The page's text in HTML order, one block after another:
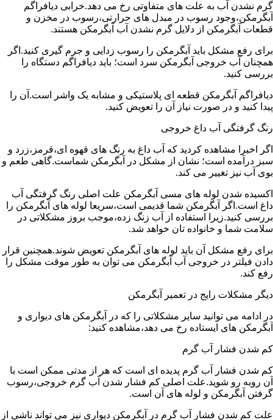
گرم نشدن آب به علت های متفاوتی رخ می دهد.خرابی دیافراگم
آبگرمکن،وجود رسوب در مبدل های حرارتی،رسوب در مخزن و
قطعات آبگرمکن از دلایل گرم نشدن آب آبگرمکن هستند.
برای رفع مشکل باید آبگرمکن را رسوب زدایی و جرم گیری کنید.اگر
همچنان آب خروجی آبگرمکن سرد است؛ باید دیافراگم دستگاه را
بررسی کنید.
دیافراگم آبگرمکن قطعه ای پلاستیکی و مشابه یک واشر است.آن را
پیدا کنید و در صورت نیاز آن را تعویض کنید.
رنگ گرفتگی آب داغ خروجی
اگر اخیرا مشاهده کردید که آب داغ به رنگ های قهوه ای،قرمز،زرد و
سبز درآمده است؛ نشان از مشکل در آبگرمکن شماست.گاهی طعم و
بوی آب نیز تغییر می کند.
اکسیده شدن لوله های مسی آبگرمکن علت اصلی رنگ گرفتگی آب
داغ است.اگر آبگرمکن شما قدیمی است،سریعا لوله های آبگرمکن را
بررسی کنید.زیرا استفاده از آب زنگ زده،موجب بروز مشکلاتی در
سلامت شما و خانواده تان خواهد شد.
برای رفع مشکل آن باید لوله های آبگرمکن تعویض شوند.همچنین قرار
دادن فیلتر در خروجی آب آبگرمکن می توان به طور موقت مشکل را
رفع کند.
دیگر مشکلات رایج در تعمیر آبگرمکن
در ادامه می توانید سایر مشکلاتی را که در آبگرمکن های دیواری و
آبگرمکن های ایستاده رخ می دهد،مشاهده کنید:
کم شدن فشار آب گرم
کم شدن فشار آب گرم پدیده ای است که هر از مدتی ممکن است با
آن روبه رو شوید.علت اصلی کم فشار شدن آب گرم خروجی،رسوب
گرفتن آبگرمکن و لوله های آن است.
علت کم شدن فشار آب گرم در آبگرمکن دیواری نیز می تواند ناشی از